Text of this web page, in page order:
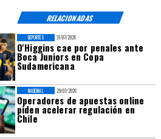
RELACIONADAS
31/07/2026
O'Higgins cae por penales ante
Boca Juniors en Copa
Sudamericana
DEPORTES
29/07/2026
Operadores de apuestas online
piden acelerar regulación en
Chile
NACIONAL